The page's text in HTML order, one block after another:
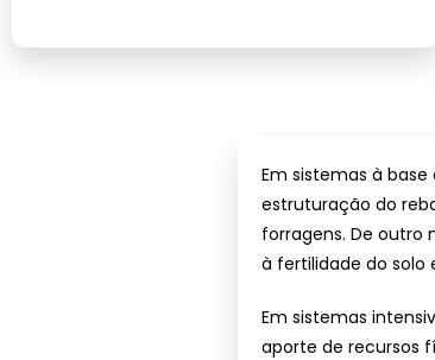
Em sistemas à
estruturação do
forragens. De outro
à fertilidade do solo
Em sistemas
aporte de recursos